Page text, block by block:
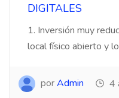
DIGITALES
1. Inversión muy
local físico abierto y
porAdmin 4